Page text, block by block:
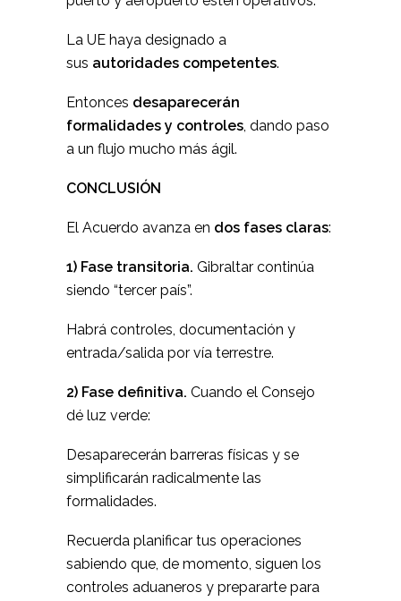
La UE haya designado a
sus autoridades competentes.
Entonces desaparecerán
formalidades y controles, dando paso
a un flujo mucho más ágil.
CONCLUSIÓN
El Acuerdo avanza en dos fases claras:
1) Fase transitoria. Gibraltar continúa
siendo “tercer país”.
Habrá controles, documentación y
entrada/salida por vía terrestre.
2) Fase definitiva. Cuando el Consejo
dé luz verde:
Desaparecerán barreras físicas y se
simplificarán radicalmente las
formalidades.
Recuerda planificar tus operaciones
sabiendo que, de momento, siguen los
controles aduaneros y prepararte para